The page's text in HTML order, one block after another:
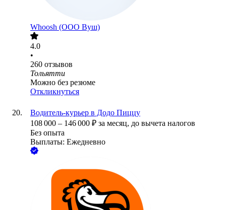
Whoosh (ООО Вуш)
4.0
•
260 отзывов
Тольятти
Можно без резюме
Откликнуться
Водитель-курьер в Додо Пиццу
108 000 – 146 000 ₽ за месяц, до вычета налогов
Без опыта
Выплаты: Ежедневно